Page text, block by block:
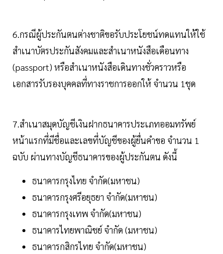
6.กรณีผู้ประกันตนต่างชาติขอรับประโยชน์ทดแทนให้ใช้
สำเนาบัตรประกันสังคมและสำเนาหนังสือเดือนทาง
(passport) หรือสำเนาหนังสือเดินทางชั่วคราวหรือ
เอกสารรับรองบุคคลที่ทางราชการออกให้ จำนวน 1ชุด
7.สำเนาสมุดบัญชีเงินฝากธนาคารประเภทออมทรัพย์
หน้าแรกที่มีชื่อและเลขที่บัญชีของผู้ยื่นคำขอ จำนวน 1
ฉบับ ผ่านทางบัญชีธนาคารของผู้ประกันตน ดังนี้
ธนาคารกรุงไทย จำกัด(มหาชน)
ธนาคารกรุงศรีอยุธยา จำกัด(มหาชน)
ธนาคารกรุงเทพ จำกัด(มหาชน)
ธนาคารไทยพาณิชย์ จำกัด (มหาชน)
ธนาคารกสิกรไทย จำกัด(มหาชน)